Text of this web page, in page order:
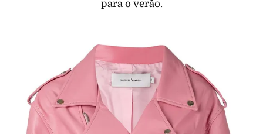
para o verão.